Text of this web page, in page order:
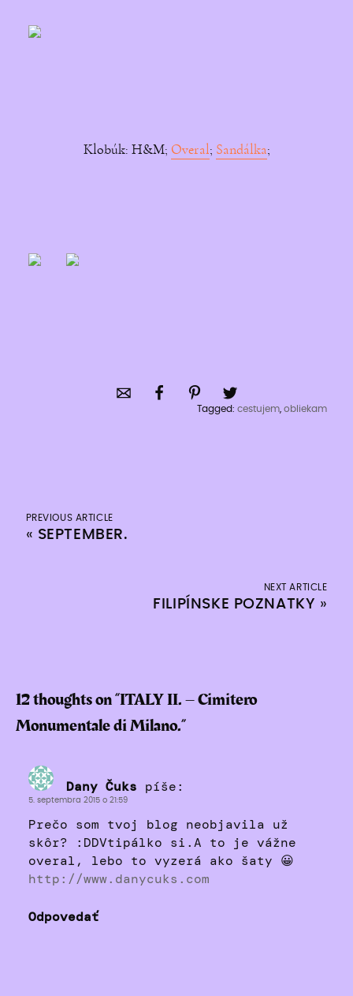
Klobúk: H&M; Overal; Sandálka;
Tagged:cestujem ,obliekam
PREVIOUS ARTICLE
« SEPTEMBER.
NEXT ARTICLE
FILIPÍNSKE POZNATKY »
12 thoughts on “ITALY II. – Cimitero
Monumentale di Milano.”
Dany Čuks píše:
5. septembra 2015 o 21:59
Prečo som tvoj blog neobjavila už
skôr? :DDVtipálko si.A to je vážne
overal, lebo to vyzerá ako šaty 😀
http://www.danycuks.com
Odpovedať